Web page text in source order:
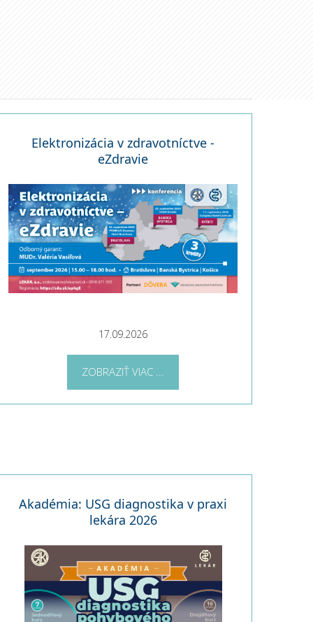
Elektronizácia v zdravotníctve -
eZdravie
17.09.2026
ZOBRAZIŤ VIAC ...
Akadémia: USG diagnostika v praxi
lekára 2026